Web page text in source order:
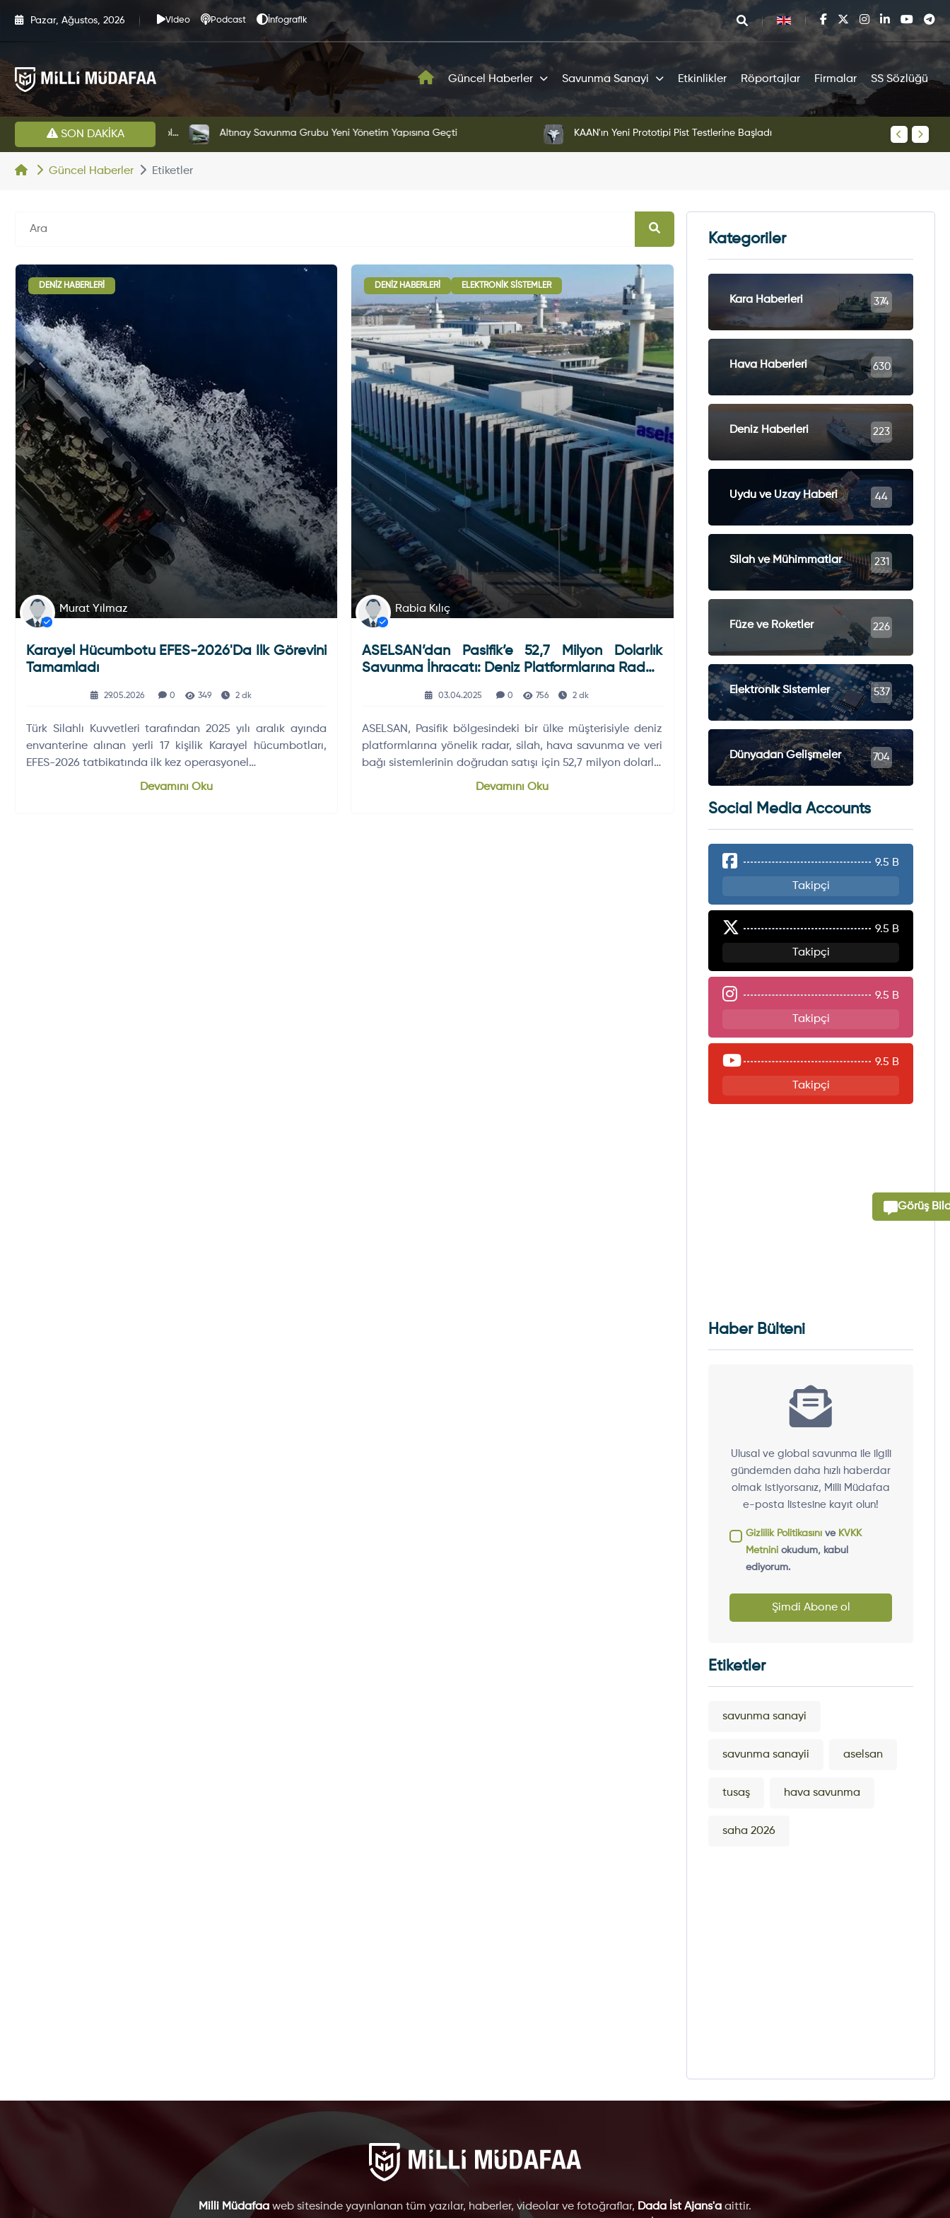
Pazar, Ağustos, 2026 Video Podcast İnfografik
Güncel Haberler Savunma Sanayi Etkinlikler Röportajlar Firmalar SS Sözlüğü
SON DAKİKA Altınay Savunma Grubu Yeni Yönetim Yapısına Geçti KAAN'ın Yeni Prototipi Pist Testlerine Başladı KAAN
Güncel Haberler Etiketler
DENIZ HABERLERI
Murat Yılmaz
Karayel Hücumbotu EFES-2026'da Ilk Görevini
Tamamladı
29.05.2026 0 349 2 dk
Türk Silahlı Kuvvetleri tarafından 2025 yılı aralık ayında
envanterine alınan yerli 17 kişilik Karayel hücumbotları,
EFES-2026 tatbikatında ilk kez operasyonel…
Devamını Oku
DENIZ HABERLERI ELEKTRONIK SISTEMLER
Rabia Kılıç
ASELSAN’dan Pasifik’e 52,7 Milyon Dolarlık
Savunma İhracatı: Deniz Platformlarına Radar,
03.04.2025 0 756 2 dk
ASELSAN, Pasifik bölgesindeki bir ülke müşterisiyle deniz
platformlarına yönelik radar, silah, hava savunma ve veri
bağı sistemlerinin doğrudan satışı için 52,7 milyon dolarlık
ihracat sözleşmeleri yaptı. Bu anlaşma, şirketin denizcilik
Devamını Oku
Kategoriler
Kara Haberleri 374
Hava Haberleri 630
Deniz Haberleri 223
Uydu ve Uzay Haberi 44
Silah ve Mühimmatlar 231
Füze ve Roketler 226
Elektronik Sistemler 537
Dünyadan Gelişmeler 704
Social Media Accounts
9.5 B
Takipçi
9.5 B
Takipçi
9.5 B
Takipçi
9.5 B
Takipçi
Haber Bülteni
Ulusal ve global savunma ile ilgili
gündemden daha hızlı haberdar
olmak istiyorsanız, Milli Müdafaa
e-posta listesine kayıt olun!
Gizlilik Politikasını ve KVKK
Metnini okudum, kabul
ediyorum.
Şimdi Abone ol
Etiketler
savunma sanayi
savunma sanayii aselsan
tusaş hava savunma
saha 2026
Görüş
Milli Müdafaa web sitesinde yayınlanan tüm yazılar, haberler, videolar ve fotoğraflar, Dada İst Ajans'a aittir.